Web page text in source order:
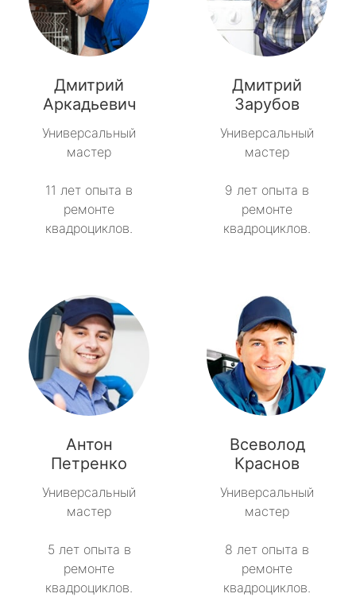
Дмитрий
Аркадьевич
Универсальный
мастер
11 лет опыта в
ремонте
квадроциклов.
Дмитрий
Зарубов
Универсальный
мастер
9 лет опыта в
ремонте
квадроциклов.
Антон
Петренко
Универсальный
мастер
5 лет опыта в
ремонте
квадроциклов.
Всеволод
Краснов
Универсальный
мастер
8 лет опыта в
ремонте
квадроциклов.